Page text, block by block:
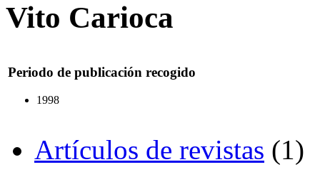
Vito Carioca
Periodo de publicación recogido
1998
Artículos de revistas (1)